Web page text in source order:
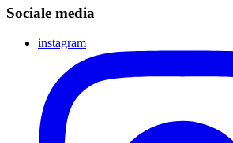
Sociale media
instagram